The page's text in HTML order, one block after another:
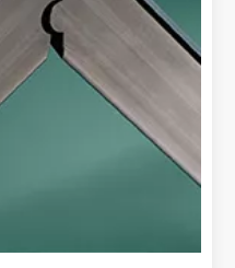
¡Nuestros socios internacionales viajaron miles de kilómetros para visitar nuestra fábrica y presenciar la magia de la tecnología de corte por láser!
viajaron miles de millas para